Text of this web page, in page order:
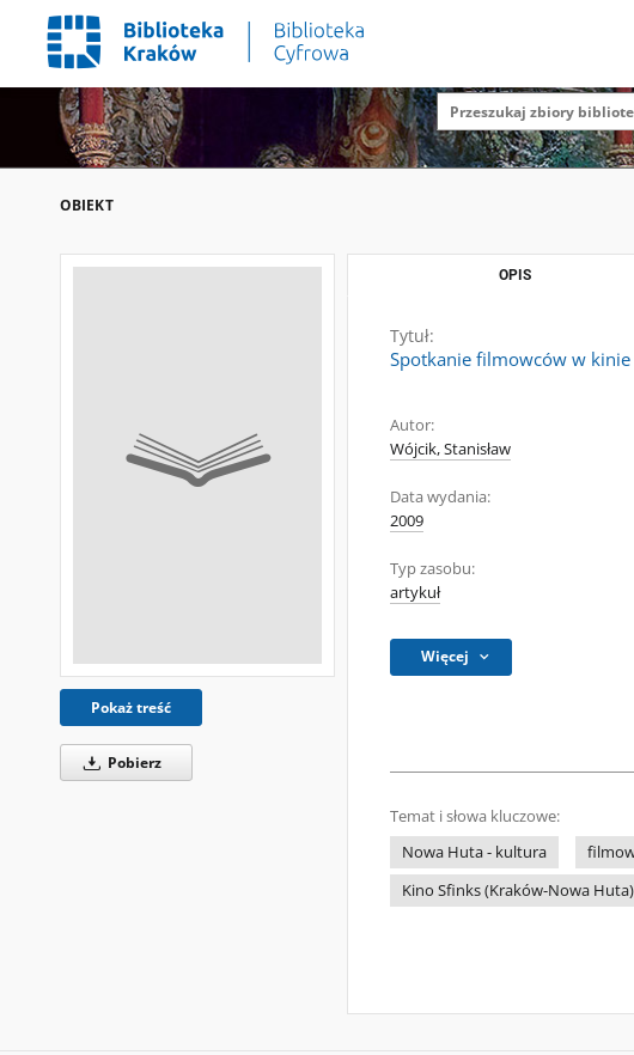
OBIEKT
Pokaż treść
Pobierz
OPIS
Tytuł:
Spotkanie filmowców w kinie
Autor:
Wójcik, Stanisław
Data wydania:
2009
Typ zasobu:
artykuł
Więcej
Temat i słowa kluczowe:
Nowa Huta - kultura
Kino Sfinks (Kraków-Nowa Huta)